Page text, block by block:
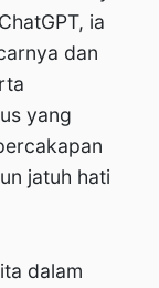
ia
dan
yang
jatuh hati
dalam